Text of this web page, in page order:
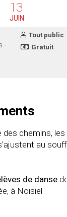
13
JUIN
-
Tout public
Gratuit
des chemins,
au
de danse
à Noisiel